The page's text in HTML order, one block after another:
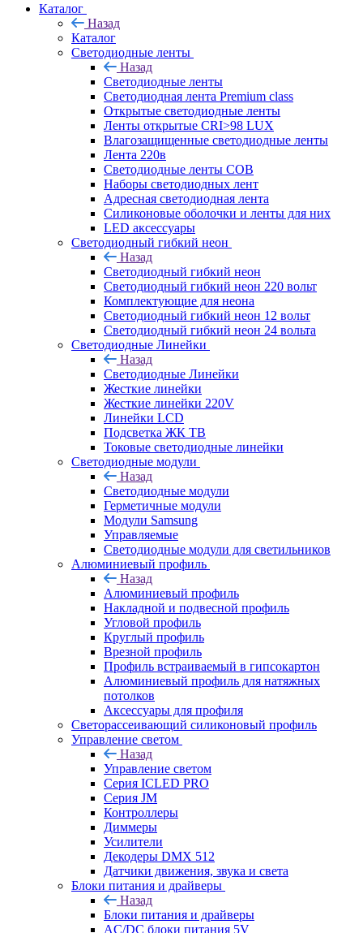
Каталог
Назад
Каталог
Светодиодные ленты
Назад
Светодиодные ленты
Светодиодная лента Premium class
Открытые светодиодные ленты
Ленты открытые CRI>98 LUX
Влагозащищенные светодиодные ленты
Лента 220в
Светодиодные ленты COB
Наборы светодиодных лент
Адресная светодиодная лента
Силиконовые оболочки и ленты для них
LED аксессуары
Светодиодный гибкий неон
Назад
Светодиодный гибкий неон
Светодиодный гибкий неон 220 вольт
Комплектующие для неона
Светодиодный гибкий неон 12 вольт
Светодиодный гибкий неон 24 вольта
Светодиодные Линейки
Назад
Светодиодные Линейки
Жесткие линейки
Жесткие линейки 220V
Линейки LCD
Подсветка ЖК ТВ
Токовые светодиодные линейки
Светодиодные модули
Назад
Светодиодные модули
Герметичные модули
Модули Samsung
Управляемые
Светодиодные модули для светильников
Алюминиевый профиль
Назад
Алюминиевый профиль
Накладной и подвесной профиль
Угловой профиль
Круглый профиль
Врезной профиль
Профиль встраиваемый в гипсокартон
Алюминиевый профиль для натяжных
потолков
Аксессуары для профиля
Светорассеивающий силиконовый профиль
Управление светом
Назад
Управление светом
Серия ICLED PRO
Серия JM
Контроллеры
Диммеры
Усилители
Декодеры DMX 512
Датчики движения, звука и света
Блоки питания и драйверы
Назад
Блоки питания и драйверы
AC/DC блоки питания 5V